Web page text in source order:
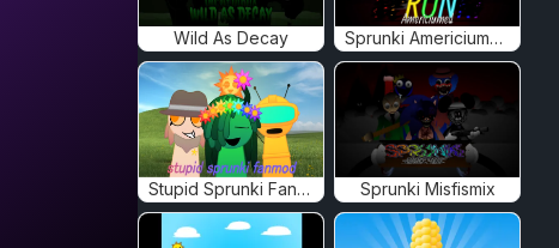
Wild As Decay Sprunki Americiumed
Stupid Sprunki Fanmod Sprunki Misfismix